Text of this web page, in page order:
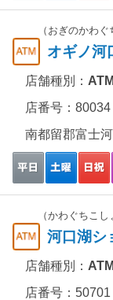
（おぎのかわ
オギノ河
店舗種別： ATM
店番号：80034
南都留郡富士
（かわぐちこ
河口湖シ
店舗種別： ATM
店番号：50701